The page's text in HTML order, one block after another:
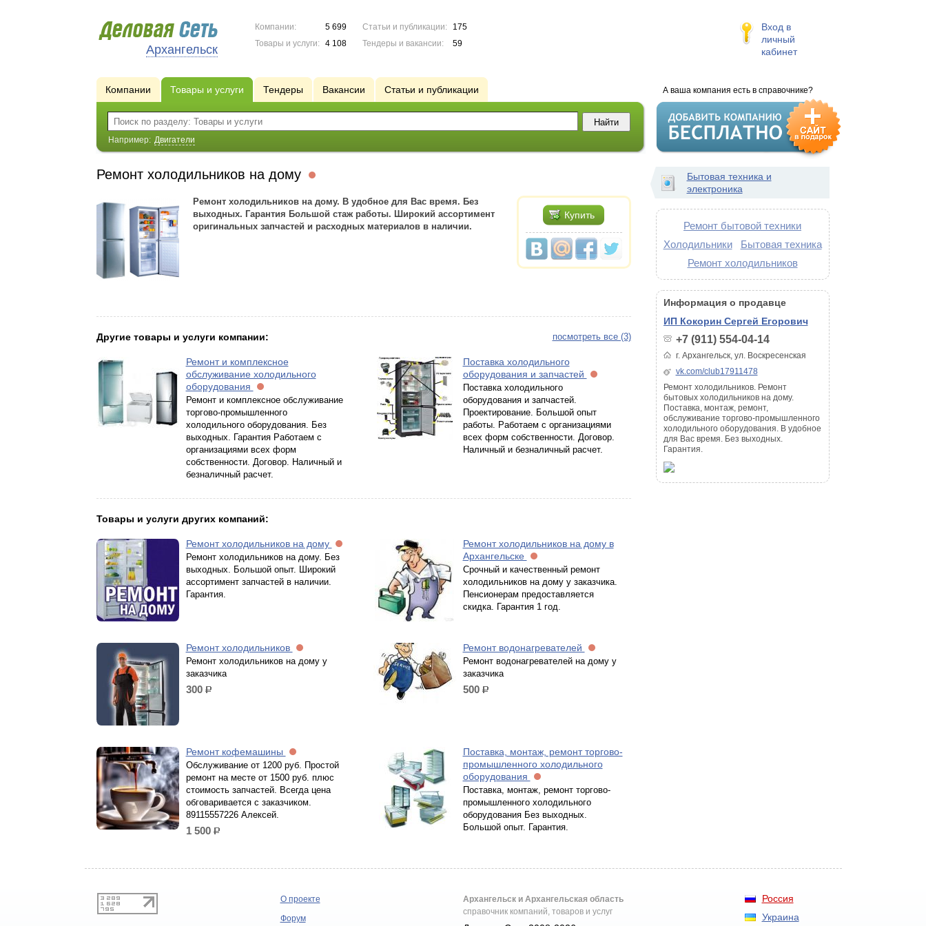
Архангельск
Компании:
5 699
Товары и услуги:
4 108
Статьи и публикации:
175
Тендеры и вакансии:
59
Вход в
личный
кабинет
А ваша компания есть в справочнике?
Компании Товары и услуги Тендеры Вакансии Статьи и публикации
Например: Двигатели
Ремонт холодильников на дому
Купить
Ремонт холодильников на дому. В удобное для Вас время. Без
выходных. Гарантия Большой стаж работы. Широкий ассортимент
оригинальных запчастей и расходных материалов в наличии.
посмотреть все (3)
Другие товары и услуги компании:
Ремонт и комплексное
обслуживание холодильного
оборудования
Ремонт и комплексное обслуживание
торгово-промышленного
холодильного оборудования. Без
выходных. Гарантия Работаем с
организациями всех форм
собственности. Договор. Наличный и
безналичный расчет.
Поставка холодильного
оборудования и запчастей
Поставка холодильного
оборудования и запчастей.
Проектирование. Большой опыт
работы. Работаем с организациями
всех форм собственности. Договор.
Наличный и безналичный расчет.
Товары и услуги других компаний:
Ремонт холодильников на дому
Ремонт холодильников на дому. Без
выходных. Большой опыт. Широкий
ассортимент запчастей в наличии.
Гарантия.
Ремонт холодильников на дому в
Архангельске
Срочный и качественный ремонт
холодильников на дому у заказчика.
Пенсионерам предоставляется
скидка. Гарантия 1 год.
Ремонт холодильников
Ремонт холодильников на дому у
заказчика
300 р.
Ремонт водонагревателей
Ремонт водонагревателей на дому у
заказчика
500 р.
Ремонт кофемашины
Обслуживание от 1200 руб. Простой
ремонт на месте от 1500 руб. плюс
стоимость запчастей. Всегда цена
обговаривается с заказчиком.
89115557226 Алексей.
1 500 р.
Поставка, монтаж, ремонт торгово-
промышленного холодильного
оборудования
Поставка, монтаж, ремонт торгово-
промышленного холодильного
оборудования Без выходных.
Большой опыт. Гарантия.
Бытовая техника и
электроника
Ремонт бытовой техники
Холодильники
Бытовая техника
Ремонт холодильников
Информация о продавце
ИП Кокорин Сергей Егорович
+7 (911) 554-04-14
г. Архангельск, ул. Воскресенская
vk.com/club17911478
Ремонт холодильников. Ремонт
бытовых холодильников на дому.
Поставка, монтаж, ремонт,
обслуживание торгово-промышленного
холодильного оборудования. В удобное
для Вас время. Без выходных.
Гарантия.
Россия
Украина
О проекте
Форум
Архангельск и Архангельская область
справочник компаний, товаров и услуг